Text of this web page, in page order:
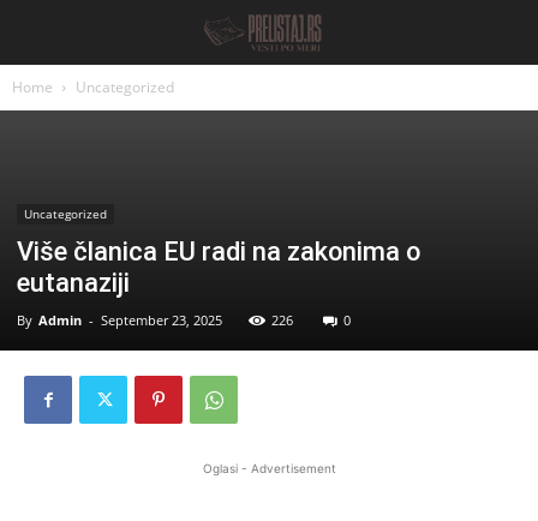
Home Uncategorized
Uncategorized
Više članica EU radi na zakonima o
eutanaziji
By Admin - September 23, 2025 226 0
Oglasi - Advertisement